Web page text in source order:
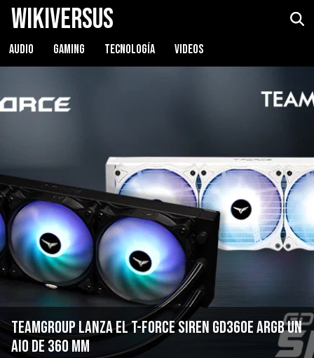
WikiVersus
AUDIO GAMING TECNOLOGÍA VIDEOS
TEAMGROUP lanza el T-FORCE SIREN GD360E ARGB un
AIO de 360 mm